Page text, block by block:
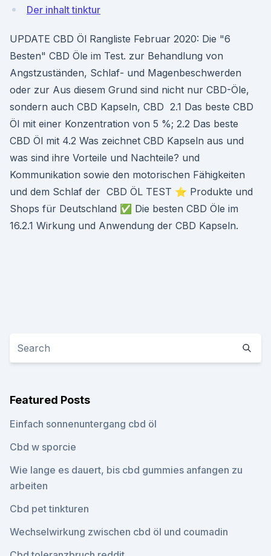
Der inhalt tinktur
UPDATE CBD Öl Rangliste Februar 2020: Die "6
Besten" CBD Öle im Test. zur Behandlung von
Angstzuständen, Schlaf- und Magenbeschwerden
oder zur Aus diesem Grund sind nicht nur CBD-Öle,
sondern auch CBD Kapseln, CBD 2.1 Das beste CBD
Öl mit einer Konzentration von 5 %; 2.2 Das beste
CBD Öl mit 4.2 Was zeichnet CBD Kapseln aus und
was sind ihre Vorteile und Nachteile? und
Kommunikation sowie den motorischen Fähigkeiten
und dem Schlaf der CBD ÖL TEST ⭐ Produkte und
Shops für Deutschland ✅ Die besten CBD Öle im
16.2.1 Wirkung und Anwendung der CBD Kapseln.
Featured Posts
Einfach sonnenuntergang cbd öl
Cbd w sporcie
Wie lange es dauert, bis cbd gummies anfangen zu
arbeiten
Cbd pet tinkturen
Wechselwirkung zwischen cbd öl und coumadin